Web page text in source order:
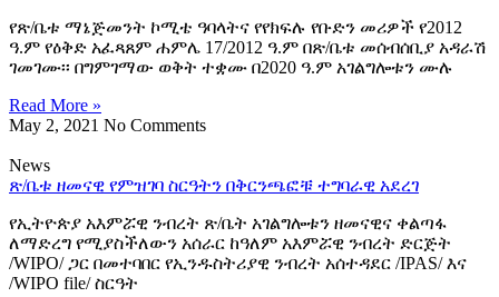
የጽ/ቤቱ ማኔጅመንት ኮሚቴ ዓባላትና የየክፍሉ የቡድን መሪዎች የ2012
ዓ.ም የዕቅድ አፈጻጸም ሐምሌ 17/2012 ዓ.ም በጽ/ቤቱ መሰብሰቢያ አዳራሽ
ገመገሙ፡፡ በግምገማው ወቅት ተቋሙ በ2020 ዓ.ም አገልግሎቱን ሙሉ
Read More »
May 2, 2021 No Comments
News
ጽ/ቤቱ ዘመናዊ የምዝገባ ስርዓትን በቅርንጫፎቹ ተግባራዊ አደረገ
የኢትዮጵያ አእምሯዊ ንብረት ጽ/ቤት አገልግሎቱን ዘመናዊና ቀልጣፋ
ለማድረግ የሚያስችለውን አሰራር ከዓለም አእምሯዊ ንብረት ድርጅት
/WIPO/ ጋር በመተባበር የኢንዱስትሪያዊ ንብረት አሰተዳደር /IPAS/ እና
/WIPO file/ ስርዓት